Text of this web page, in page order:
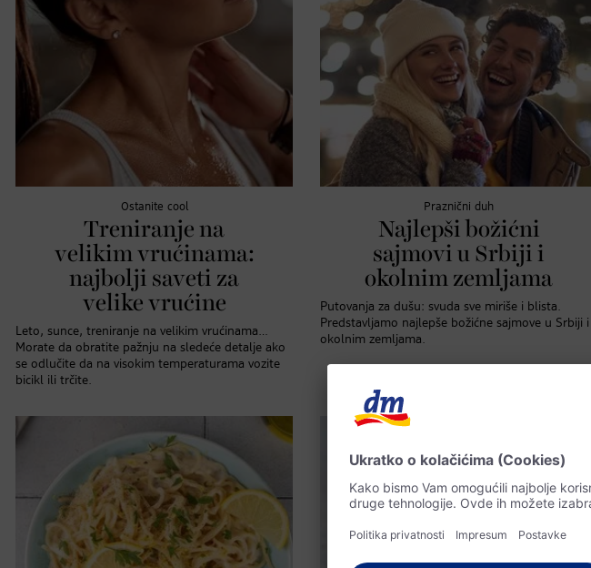
Ostanite cool
Treniranje na
velikim vrućinama:
najbolji saveti za
velike vrućine
Leto, sunce, treniranje na velikim vrućinama…
Morate da obratite pažnju na sledeće detalje ako
se odlučite da na visokim temperaturama vozite
bicikl ili trčite.
Praznični duh
Najlepši božićni
sajmovi u Srbiji i
okolnim zemljama
Putovanja za dušu: svuda sve miriše i blista.
Predstavljamo najlepše božićne sajmove u Srbiji i
okolnim zemljama.